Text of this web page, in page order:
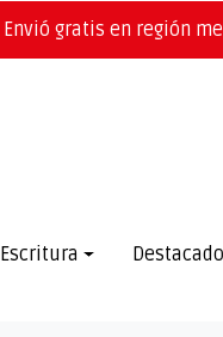
Envió gratis en región
Escritura